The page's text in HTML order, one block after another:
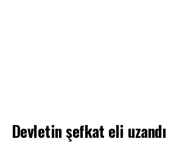
Devletin şefkat eli uzandı